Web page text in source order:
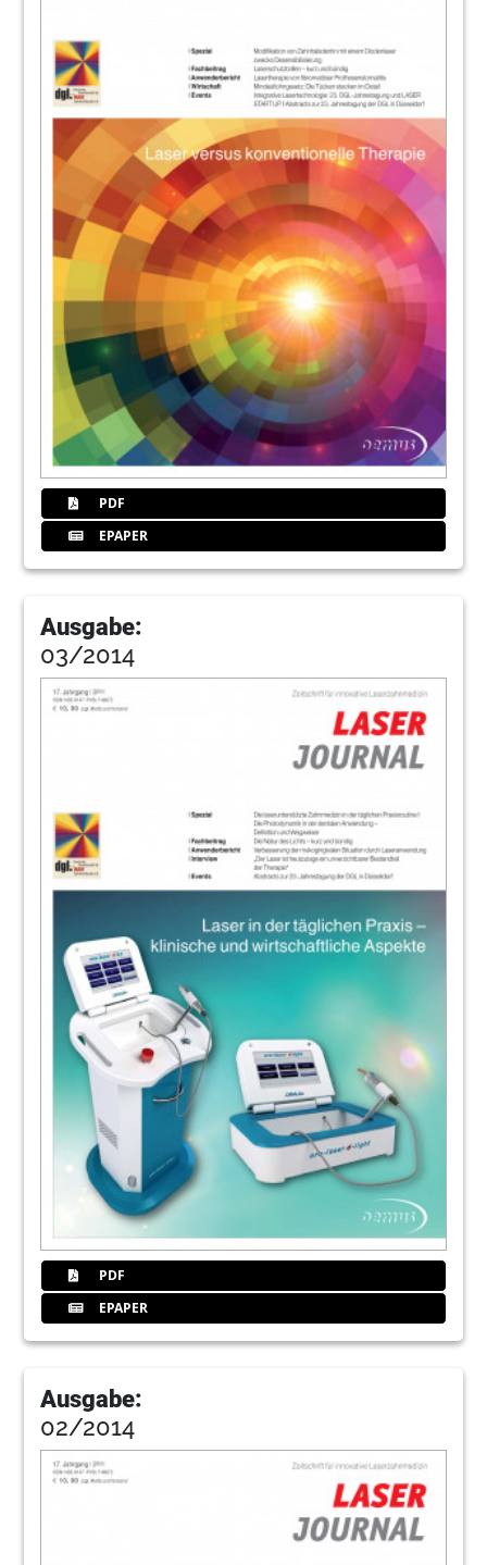
35
38Interviews
Helbo
44Dzoi
48Laserstrahl
Impressu
PDF
EPAPER
Ausgabe:
03/2014
PDF
EPAPER
Ausgabe:
02/2014